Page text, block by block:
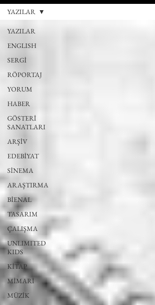
YAZILAR
ENGLISH
SERGİ
RÖPORTAJ
YORUM
HABER
GÖSTERİ
SANATLARI
ARŞİV
EDEBİYAT
SİNEMA
ARAŞTIRMA
BİENAL
TASARIM
ÇALIŞMA
UNLIMITED
KIDS
KİTAP
MİMARİ
MÜZİK
YAZILAR